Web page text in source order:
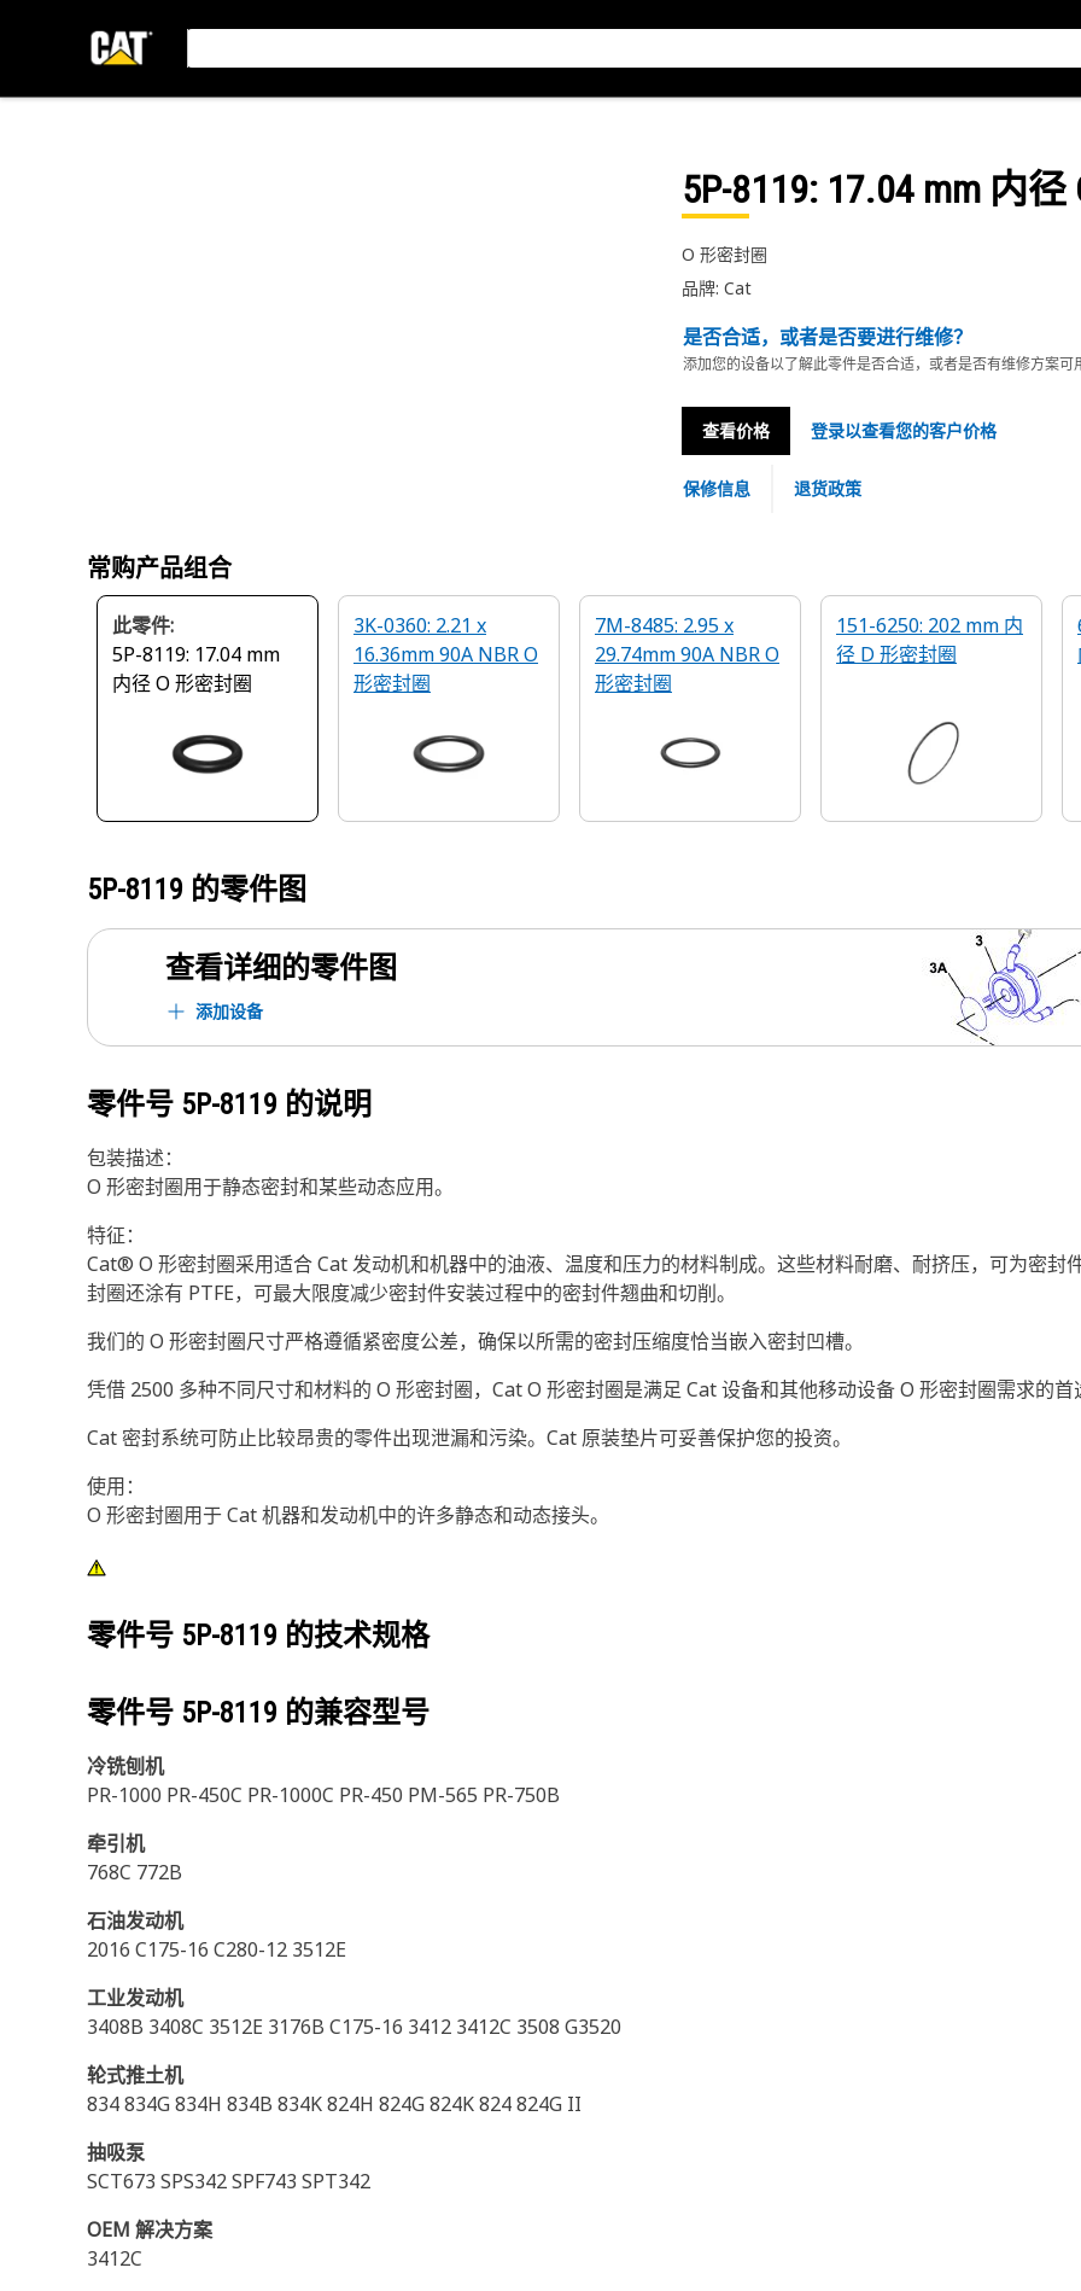
5P-8119: 17.04 mm 内
O 形密封圈
品牌: Cat
是否合适，或者是否要进行维修？
添加您的设备以了解此零件是否合适，或者是否有维修方案可
查看价格 登录以查看您的客户价格
保修信息 退货政策
常购产品组合
此零件:
5P-8119: 17.04 mm
内径 O 形密封圈
3K-0360: 2.21 x
16.36mm 90A NBR O
形密封圈
7M-8485: 2.95 x
29.74mm 90A NBR O
形密封圈
151-6250: 202 mm 内
径 D 形密封圈
5P-8119 的零件图
查看详细的零件图
添加设备
零件号 5P-8119 的说明
包装描述：
O 形密封圈用于静态密封和某些动态应用。
特征：
Cat® O 形密封圈采用适合 Cat 发动机和机器中的油液、温度和压力的材料制成。这些材料耐磨、耐挤压，可为密封
封圈还涂有 PTFE，可最大限度减少密封件安装过程中的密封件翘曲和切削。
我们的 O 形密封圈尺寸严格遵循紧密度公差，确保以所需的密封压缩度恰当嵌入密封凹槽。
凭借 2500 多种不同尺寸和材料的 O 形密封圈，Cat O 形密封圈是满足 Cat 设备和其他移动设备 O 形密封圈需求的
Cat 密封系统可防止比较昂贵的零件出现泄漏和污染。Cat 原装垫片可妥善保护您的投资。
使用：
O 形密封圈用于 Cat 机器和发动机中的许多静态和动态接头。
零件号 5P-8119 的技术规格
零件号 5P-8119 的兼容型号
冷铣刨机
PR-1000 PR-450C PR-1000C PR-450 PM-565 PR-750B
牵引机
768C 772B
石油发动机
2016 C175-16 C280-12 3512E
工业发动机
3408B 3408C 3512E 3176B C175-16 3412 3412C 3508 G3520
轮式推土机
834 834G 834H 834B 834K 824H 824G 824K 824 824G II
抽吸泵
SCT673 SPS342 SPF743 SPT342
OEM 解决方案
3412C